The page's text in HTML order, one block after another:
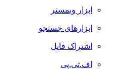
ابزار وبمستر
ابزارهای جستجو
اشتراک فایل
اف.تی.پی